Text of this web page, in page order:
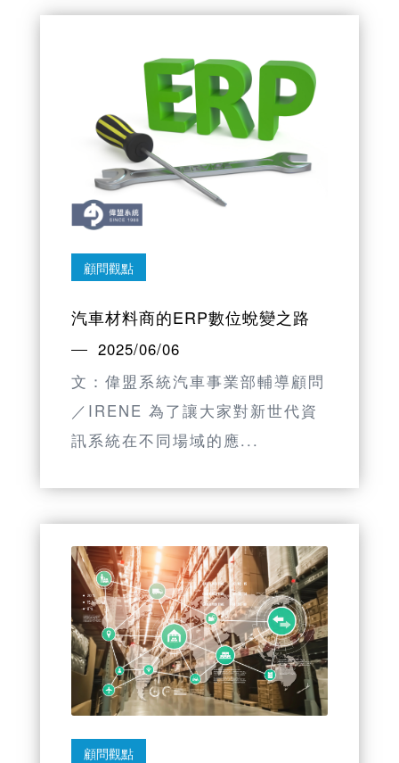
顧問觀點
汽車材料商的ERP數位蛻變之路
2025/06/06
文：偉盟系統汽車事業部輔導顧問
／IRENE 為了讓大家對新世代資
訊系統在不同場域的應...
顧問觀點